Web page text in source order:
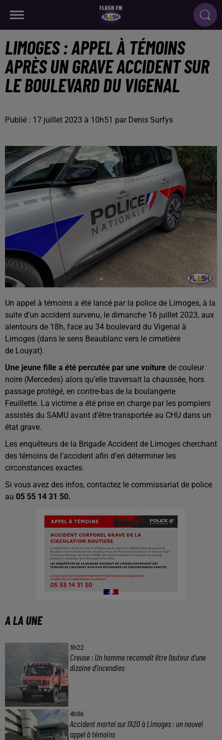
LIMOGES : APPEL À TÉMOINS
APRÈS UN GRAVE ACCIDENT SUR
LE BOULEVARD DU VIGENAL
Publié : 17 juillet 2023 à 10h51 par Denis Surfys
Un appel à témoins a été lancé par la police de Limoges, à la
suite d’un accident survenu, le dimanche 16 juillet 2023, aux
alentours de 18h, face au 34 boulevard du Vigenal à
Limoges (dans le sens Beaublanc vers le cimetière
de Louyat).
Une jeune fille a été percutée par une voiture de couleur
noire (Mercedes) alors qu’elle traversait la chaussée, hors
passage protégé, en contre-bas de la boulangerie
Feuillette. La victime a été prise en charge par les pompiers
assistés du SAMU avant d’être transportée au CHU dans un
état grave.
Les enquêteurs de la Brigade Accident de Limoges cherchant
des témoins de l’accident afin d’en déterminer les
circonstances exactes.
Si vous avez des infos, contactez le commissariat de police
au 05 55 14 31 50.
A LA UNE
5h22
Creuse : Un homme reconnaît être l’auteur d’une
dizaine d’incendies
4h56
Accident mortel sur l’A20 à Limoges : un nouvel
appel à témoins